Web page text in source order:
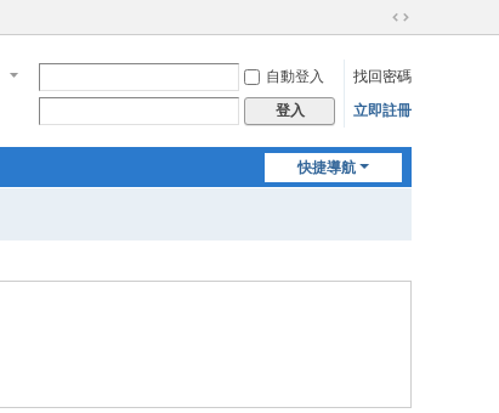
切
到
寬
自動登入
找回密碼
登入 立即註冊
快捷導航